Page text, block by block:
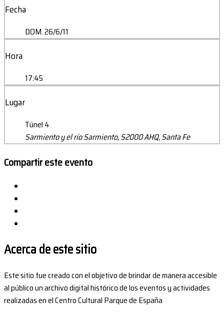
Fecha
DOM. 26/6/11
Hora
17:45
Lugar
Túnel 4
Sarmiento y el río Sarmiento, S2000 AHQ, Santa Fe
Compartir este evento
Acerca de este sitio
Este sitio fue creado con el objetivo de brindar de manera accesible
al público un archivo digital histórico de los eventos y actividades
realizadas en el Centro Cultural Parque de España